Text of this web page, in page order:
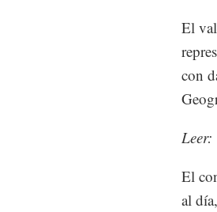
El
con
Leer:
El
al